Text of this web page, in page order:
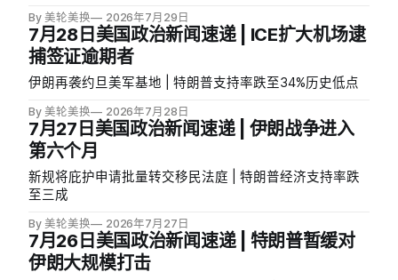
By 美轮美换 2026年7月29日
7月28日美国政治新闻速递 | ICE扩大机场逮
捕签证逾期者
伊朗再袭约旦美军基地 | 特朗普支持率跌至34%历史低点
By 美轮美换 2026年7月28日
7月27日美国政治新闻速递 | 伊朗战争进入
第六个月
新规将庇护申请批量转交移民法庭 | 特朗普经济支持率跌
至三成
By 美轮美换 2026年7月27日
7月26日美国政治新闻速递 | 特朗普暂缓对
伊朗大规模打击